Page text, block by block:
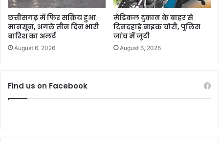
छत्तीसगढ़ में फिर सक्रिय हुआ
मानसून, अगले तीन दिन भारी
बारिश का अलर्ट
August 6, 2026
मेडिकल दुकान के बाहर से
दिनदहाड़े बाइक चोरी, पुलिस
जांच में जुटी
August 6, 2026
Find us on Facebook